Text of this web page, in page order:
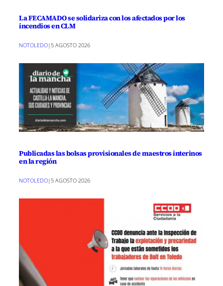
La FECAMADO se solidariza con los afectados por los
incendios en CLM
NOTOLEDO| 5 AGOSTO 2026
Publicadas las bolsas provisionales de maestros interinos
en la región
NOTOLEDO| 5 AGOSTO 2026